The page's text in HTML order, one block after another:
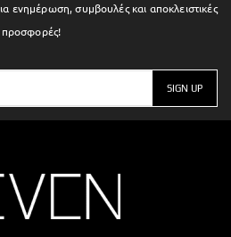
ενημέρωση, συμβουλές και αποκλειστικές
προσφορές!